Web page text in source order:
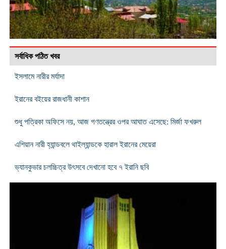
সর্বাধিক পঠিত খবর
ইসলামে নারীর মর্যাদা
ইরানের বইয়ের রাজধানী কাশান
শুধু পত্রিকা অফিসে নয়, আজ গণতন্ত্রের ওপর আঘাত এসেছে: মির্জা ফখরুল
এশিয়ান নারী হ্যান্ডবলে থাইল্যান্ডকে হারাল ইরানের মেয়েরা
ভ্যানকুভার চলচ্চিত্র উৎসবে দেখানো হবে ৭ ইরানি ছবি